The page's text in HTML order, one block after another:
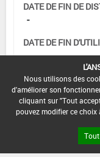
DATE DE FIN DE
-
DATE DE FIN
-
[15653201]
D'EMPLOI
Nous utilisons des
d'améliorer son
cliquant sur "Tout
pouvez modifier ce